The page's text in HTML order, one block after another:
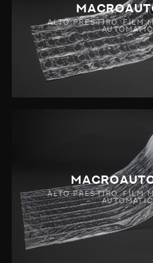
ALTO PRESTIRO, FILM
ALTO PRESTIRO, FILM